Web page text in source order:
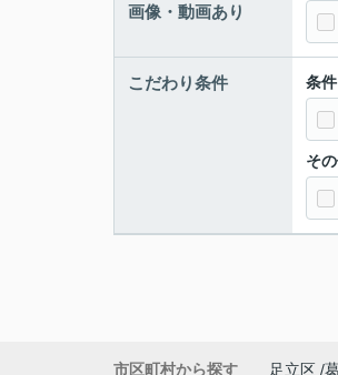
画像・動画あり
こだわり条件 条件
そ
市区町村から探す 足立区